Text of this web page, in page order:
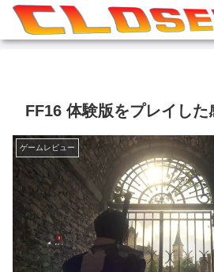
FF16 体験版をプレイした
ゲームレビュー